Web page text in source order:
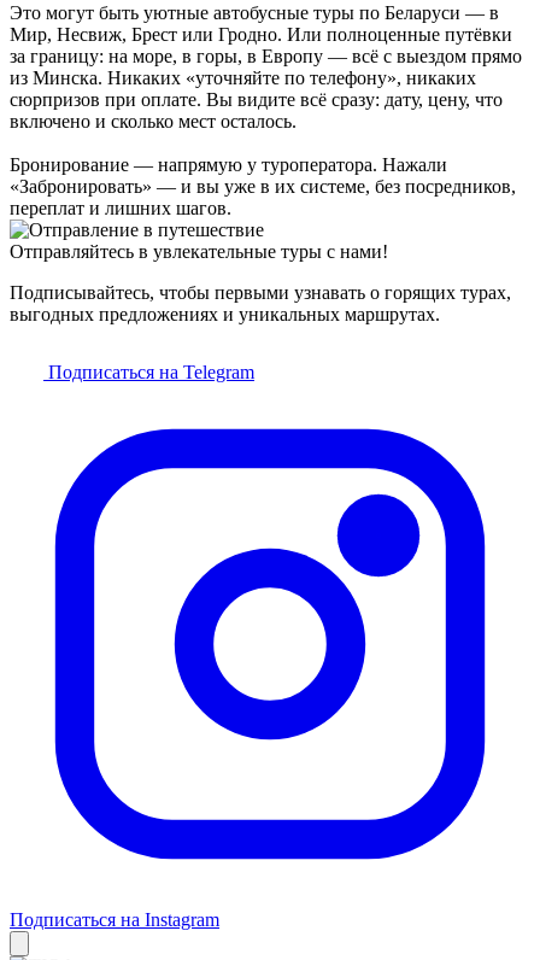
Это могут быть уютные автобусные туры по Беларуси — в
Мир, Несвиж, Брест или Гродно. Или полноценные путёвки
за границу: на море, в горы, в Европу — всё с выездом прямо
из Минска. Никаких «уточняйте по телефону», никаких
сюрпризов при оплате. Вы видите всё сразу: дату, цену, что
включено и сколько мест осталось.
Бронирование — напрямую у туроператора. Нажали
«Забронировать» — и вы уже в их системе, без посредников,
переплат и лишних шагов.
Отправляйтесь в увлекательные туры с нами!
Подписывайтесь, чтобы первыми узнавать о горящих турах,
выгодных предложениях и уникальных маршрутах.
Подписаться на Telegram
Подписаться на Instagram